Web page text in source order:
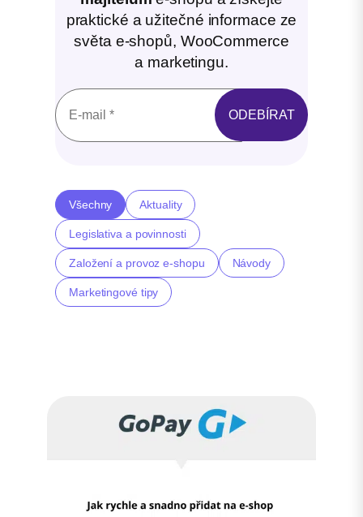
praktické a užitečné informace ze
světa e-shopů, WooCommerce
a marketingu.
Všechny Aktuality
Legislativa a povinnosti
Založení a provoz e-shopu Návody
Marketingové tipy